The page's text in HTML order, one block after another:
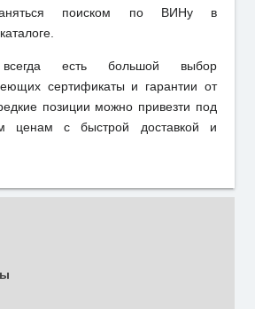
заняться поиском по ВИНу в
есть большой выбор
сертификаты и гарантии от
позиции можно привезти под
ценам с быстрой доставкой и